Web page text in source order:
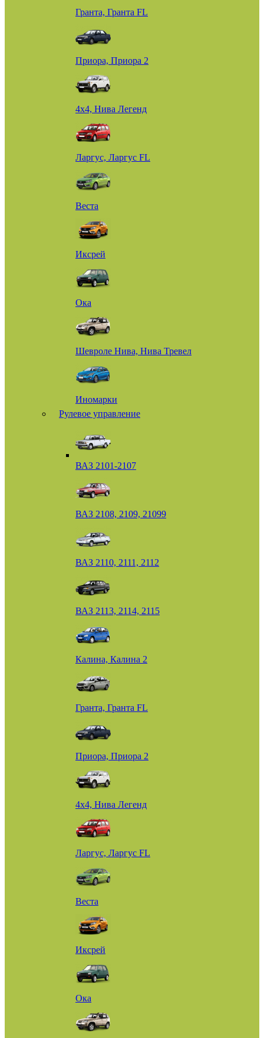
Гранта, Гранта FL
Приора, Приора 2
4х4, Нива Легенд
Ларгус, Ларгус FL
Веста
Иксрей
Ока
Шевроле Нива, Нива Тревел
Иномарки
Рулевое управление
ВАЗ 2101-2107
ВАЗ 2108, 2109, 21099
ВАЗ 2110, 2111, 2112
ВАЗ 2113, 2114, 2115
Калина, Калина 2
Гранта, Гранта FL
Приора, Приора 2
4х4, Нива Легенд
Ларгус, Ларгус FL
Веста
Иксрей
Ока